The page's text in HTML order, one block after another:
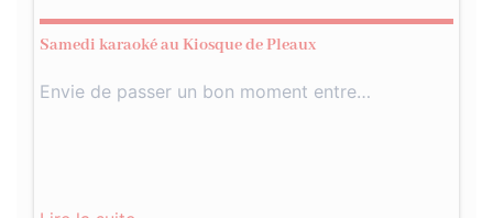
Samedi karaoké au Kiosque de Pleaux
Envie de passer un bon moment entre…